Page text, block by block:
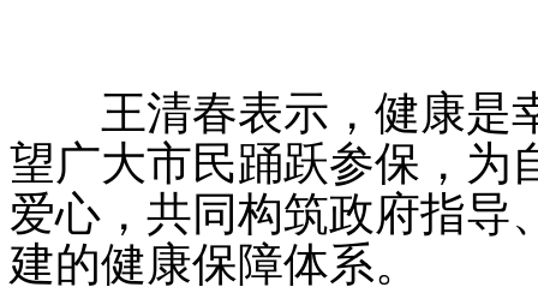
王清春表示，健康是
望广大市民踊跃参保，为
爱心，共同构筑政府指导
建的健康保障体系。